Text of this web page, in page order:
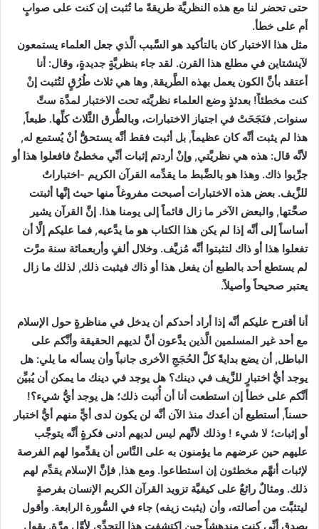
حتى تحضر لنا مع هذه النظريَّة طريقةً ما تُثبت إن كنت على صوابٍ
أم على خطأ.
مثل هذا الاختبار كان بالتأكيد هو السَّبب الَّذي جعل العلماء يستمعون
لآينشتاين في مطلع هذا القرن. لقد جاء بنظريَّةٍ جديدةٍ، وقال: أنا
أعتقد بأنَّ الكون يعمل بهذه الطَّريقة, وها هي ثلاث طُرُقٍ لتُثبت إنْ
كنت مخطئاً! بعدئذٍ وضع العلماء نظريَّته تحت الاختبار لمدَّة ستِّ
سنوات, فنَجَحَتْ في اجتياز الاختبارات، وبالطُّرق الثَّلاث كلِّها. طبعاً,
هذا لم يثبت أنَّه كان عظيماً, بل أثبت فقط أنَّه يستحقُّ أنْ يُستمع له,
لأنَّه قال: هذه هي نظريَّتي, وإنْ أردتم إثبات أنِّي مخطئٌ فافعلوا هذا أو
جرِّبوا ذاك. وهذا هو بالضَّبط ما يقدِّمه القرآن الكريم -اختباراتٌ
للزَّيف. بعض هذه الاختبارات أصبحت مفروغاً منها حيث إنَّها أثبتت
صحَّتها, والبعض الآخر ما زال قائماً إلى يومنا هذا. إنَّ القرآن يشير
أساساً إلى أنَّه إذا لم يكن هذا الكتاب هو ما يدَّعيه, فما عليكم إلَّا أن
تفعلوا هذا أو ذاك لتثبتوا أنَّه مُزيَّف. وخلال ألفٍ وأربعمائة سنة مرَّت
لم يستطع أحد بالطبع أن يفعل هذا أو ذاك فيثبت ذلك, لذلك ما زال
يعتبر صحيحاً وأصيلاً.
أنا أقترح عليكم أنَّه إذا أراد أحدكم أن يدخل في مناظرةٍ حول الإسلام
مع أحد غير المسلمين الَّذين يدَّعون أنَّ لديهم الحقيقة وأنَّكم على
الباطل, أن يضع بدايةً كلَّ الحُجَجِ الأخرى جانباً وأن يسأله ما يلي: هل
يوجد أيُّ اختبارٍ للزَّيف في دينك؟ هل يوجد في دينك ما يمكن أن يُبيِّن
أنَّكم على خطأ إن استطعت أنا أن أُثبت ذلك؛ هل يوجد أيُّ شيء؟!
حسناً, أستطيع أن أعدك منذ الآن أنَّه لن يكون لدى أيٍّ منهم أيُّ اختبار
أو إثبات؛ لا شيء ! وذلك لأنَّهم ليس لديهم أدنى فكرةٍ أنَّه يتوجَّب
عليهم حين عرضهم ما يؤمنون به على النَّاس أن يقدِّموا لهم الفرصة
لإثبات أنهَّم مخطئون إن استطاعوا. ومع هذا, فإنَّ الإسلام يقدِّم لهم
ذلك. ومثالٌ رائعٌ على كيفيَّة تزويد القرآن الكريم الإنسان بفرصةٍ
ليتثبَّت من أصالته، وأن (يثبت زيفه) جاء في السُّورة الرابعة. وأقول
بصدق أنِّي كنت مندهشاً حين اكتشفت هذا التحدِّي لأوَّل مرَّة. يقول